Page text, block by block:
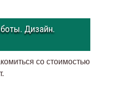
Дизайн.
со стоимостью